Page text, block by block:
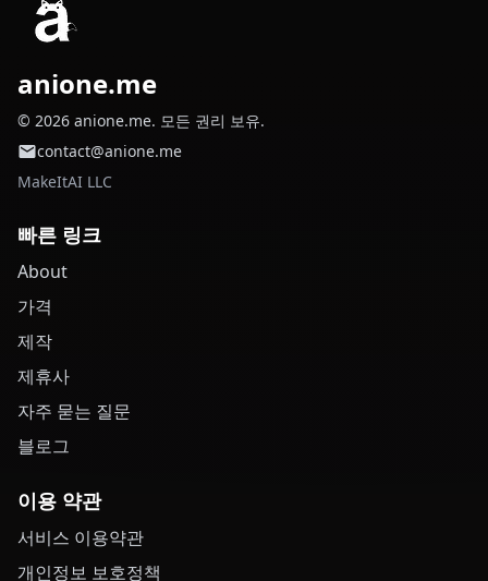
anione.me
© 2026 anione.me. 모든 권리 보유.
contact@anione.me
MakeItAI LLC
빠른 링크
About
가격
제작
제휴사
자주 묻는 질문
블로그
이용 약관
서비스 이용약관
개인정보 보호정책